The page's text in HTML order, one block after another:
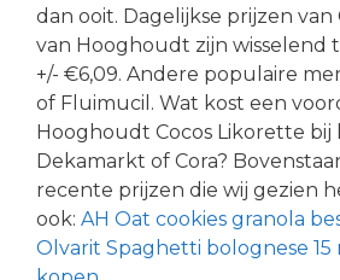
dan ooit. Dagelijkse prijzen van
van Hooghoudt zijn wisselend
+/- €6,09. Andere populaire
of Fluimucil. Wat kost een
Hooghoudt Cocos Likorette bij
Dekamarkt of Cora?
recente prijzen die wij gezien
ook: AH Oat cookies granola
Olvarit Spaghetti bolognese 15